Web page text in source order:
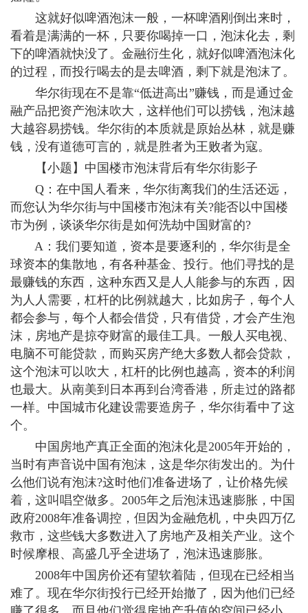
这就好似啤酒泡沫一般，一杯啤酒刚倒出来时，
看着是满满的一杯，只要你喝掉一口，泡沫化去，剩
下的啤酒就快没了。金融衍生化，就好似啤酒泡沫化
的过程，而投行喝去的是去啤酒，剩下就是泡沫了。
华尔街现在不是靠“低进高出”赚钱，而是通过金
融产品把资产泡沫吹大，这样他们可以捞钱，泡沫越
大越容易捞钱。华尔街的本质就是原始丛林，就是赚
钱，没有道德可言的，就是胜者为王败者为寇。
【小题】中国楼市泡沫背后有华尔街影子
Q：在中国人看来，华尔街离我们的生活还远，
而您认为华尔街与中国楼市泡沫有关?能否以中国楼
市为例，谈谈华尔街是如何洗劫中国财富的?
A：我们要知道，资本是要逐利的，华尔街是全
球资本的集散地，有各种基金、投行。他们寻找的是
最赚钱的东西，这种东西又是人人能参与的东西，因
为人人需要，杠杆的比例就越大，比如房子，每个人
都会参与，每个人都会借贷，只有借贷，才会产生泡
沫，房地产是掠夺财富的最佳工具。一般人买电视、
电脑不可能贷款，而购买房产绝大多数人都会贷款，
这个泡沫可以吹大，杠杆的比例也越高，资本的利润
也最大。从南美到日本再到台湾香港，所走过的路都
一样。中国城市化建设需要造房子，华尔街看中了这
个。
中国房地产真正全面的泡沫化是2005年开始的，
当时有声音说中国有泡沫，这是华尔街发出的。为什
么他们说有泡沫?这时他们准备进场了，让价格先候
着，这叫唱空做多。2005年之后泡沫迅速膨胀，中国
政府2008年准备调控，但因为金融危机，中央四万亿
救市，这些钱大多数进入了房地产及相关产业。这个
时候摩根、高盛几乎全进场了，泡沫迅速膨胀。
2008年中国房价还有望软着陆，但现在已经相当
难了。现在华尔街投行已经开始撤了，因为他们已经